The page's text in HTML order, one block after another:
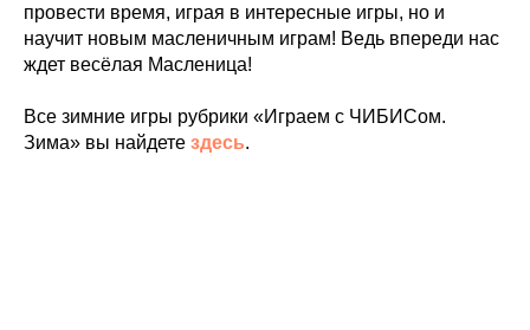
провести время, играя в интересные игры, но и
научит новым масленичным играм! Ведь впереди нас
ждет весёлая Масленица!
Все зимние игры рубрики «Играем с ЧИБИСом.
Зима» вы найдете здесь.